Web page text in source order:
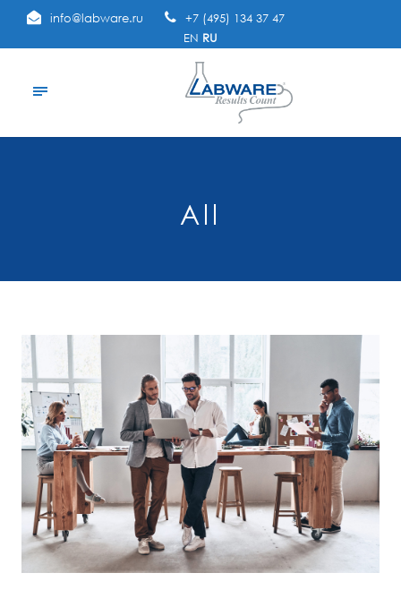
info@labware.ru
+7 (495) 134 37 47
EN RU
All